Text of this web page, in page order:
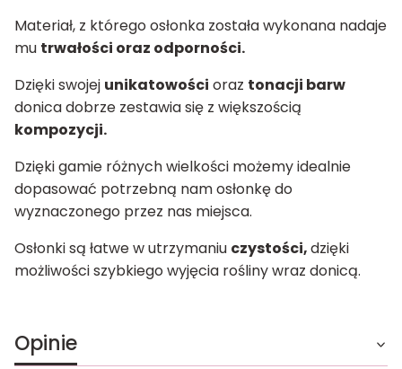
Materiał, z którego osłonka została wykonana nadaje
mu trwałości oraz odporności.
Dzięki swojej unikatowości oraz tonacji barw
donica dobrze zestawia się z większością
kompozycji.
Dzięki gamie różnych wielkości możemy idealnie
dopasować potrzebną nam osłonkę do
wyznaczonego przez nas miejsca.
Osłonki są łatwe w utrzymaniu czystości,dzięki
możliwości szybkiego wyjęcia rośliny wraz donicą.
Opinie